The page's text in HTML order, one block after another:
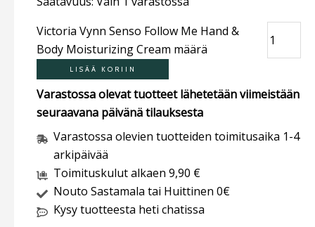
Victoria Vynn Senso Follow Me Hand &
Body Moisturizing Cream määrä
LISÄÄ KORIIN
Varastossa olevat tuotteet lähetetään viimeistään
seuraavana päivänä tilauksesta
Varastossa olevien tuotteiden toimitusaika 1-4
arkipäivää
Toimituskulut alkaen 9,90 €
Nouto Sastamala tai Huittinen 0€
Kysy tuotteesta heti chatissa